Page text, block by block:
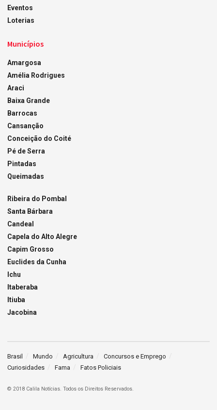
Eventos
Loterias
Municípios
Amargosa
Amélia Rodrigues
Araci
Baixa Grande
Barrocas
Cansanção
Conceição do Coité
Pé de Serra
Pintadas
Queimadas
Ribeira do Pombal
Santa Bárbara
Candeal
Capela do Alto Alegre
Capim Grosso
Euclides da Cunha
Ichu
Itaberaba
Itiuba
Jacobina
Brasil Mundo Agricultura
Concursos e Emprego
Curiosidades
Fama Fatos Policiais
© 2018 Calila Notícias. Todos os Direitos Reservados.